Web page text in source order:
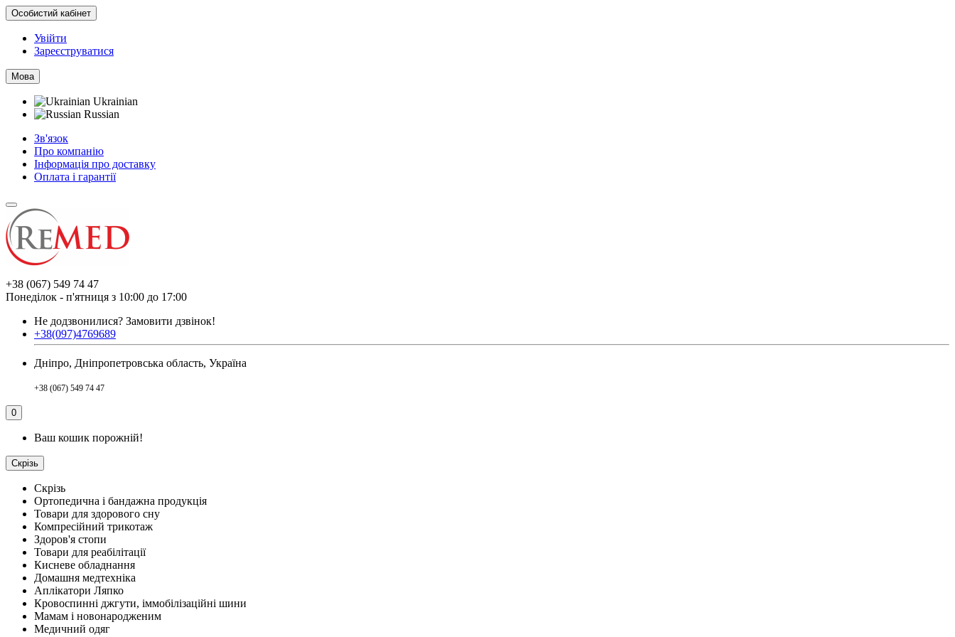
Особистий кабінет
Увійти
Зареєструватися
Мова
Ukrainian
Russian
Зв'язок
Про компанію
Інформація про доставку
Оплата і гарантії
+38 (067) 549 74 47
Понеділок - п'ятниця з 10:00 до 17:00
Не додзвонилися? Замовити дзвінок!
+38(097)4769689
Дніпро, Дніпропетровська область, Україна
+38 (067) 549 74 47
0
Ваш кошик порожній!
Скрізь
Скрізь
Ортопедична і бандажна продукція
Товари для здорового сну
Компресійний трикотаж
Здоров'я стопи
Товари для реабілітації
Кисневе обладнання
Домашня медтехніка
Аплікатори Ляпко
Кровоспинні джгути, іммобілізаційні шини
Мамам і новонародженим
Медичний одяг